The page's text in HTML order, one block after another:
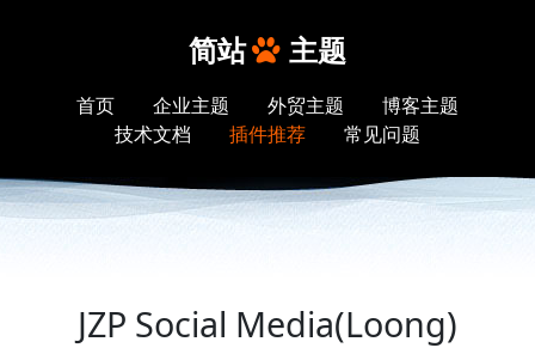
简站 主题
首页 企业主题 外贸主题
博客主题
技术文档
插件推荐 常见问题
JZP Social Media(Loong)